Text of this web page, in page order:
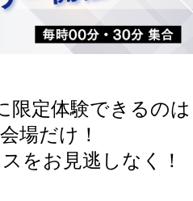
限定体験できるのは
場だけ！
をお見逃しなく！